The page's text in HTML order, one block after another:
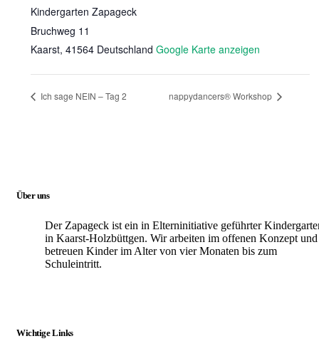
Kindergarten Zapageck
Bruchweg 11
Kaarst, 41564 Deutschland Google Karte anzeigen
Ich sage NEIN – Tag 2 nappydancers® Workshop
Über uns
Der Zapageck ist ein in Elterninitiative geführter
in Kaarst-Holzbüttgen. Wir arbeiten im offenen Konzept
betreuen Kinder im Alter von vier Monaten bis zum
Schuleintritt.
Wichtige Links